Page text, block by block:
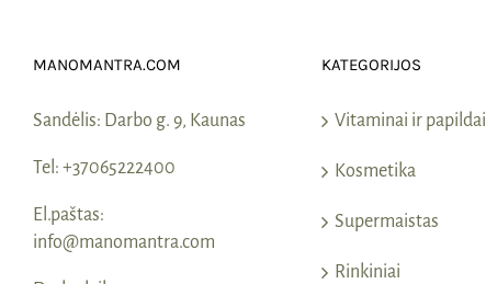
MANOMANTRA.COM
Sandėlis: Darbo g. 9, Kaunas
Tel: +37065222400
El.paštas:
info@manomantra.com
KATEGORIJOS
Vitaminai ir papildai
Kosmetika
Supermaistas
Rinkiniai